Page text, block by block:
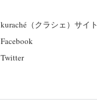
kuraché（クラシェ）サイ
Facebook
Twitter